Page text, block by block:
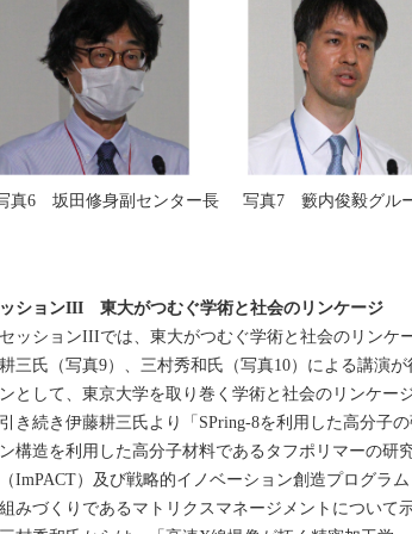
真6 坂田修身副センター長 写真7 籔内俊毅グル
ションIII 東大がつむぐ学術と社会のリンケージ
ションIIIでは、東大がつむぐ学術と社会のリンケ
三氏（写真9）、三村秀和氏（写真10）による講演
として、東京大学を取り巻く学術と社会のリンケー
続き伊藤耕三氏より「SPring-8を利用した高分子
構造を利用した高分子材料であるタフポリマーの研
ImPACT）及び戦略的イノベーション創造プログラ
みづくりであるマトリクスマネージメントについて